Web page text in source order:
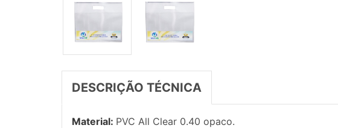
DESCRIÇÃO TÉCNICA
Material: PVC All Clear 0.40 opaco.